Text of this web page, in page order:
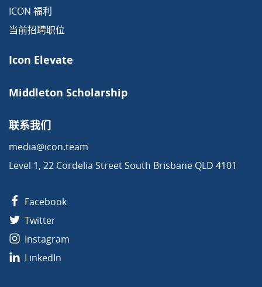
ICON 福利
当前招聘职位
Icon Elevate
Middleton Scholarship
联系我们
media@icon.team
Level 1, 22 Cordelia Street South Brisbane QLD 4101
Facebook
Twitter
Instagram
LinkedIn